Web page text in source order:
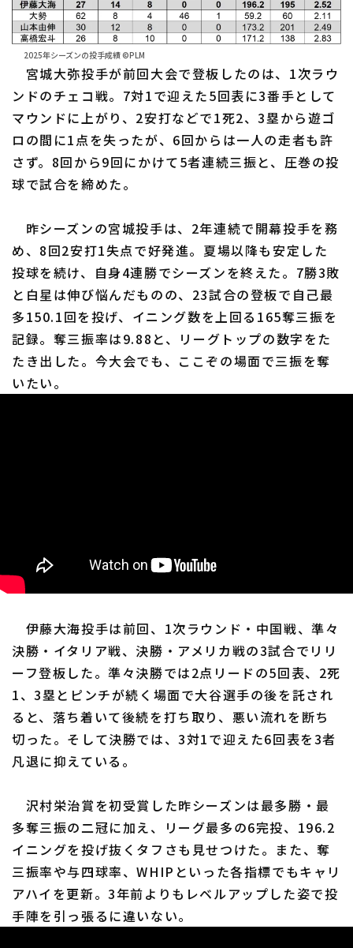
特定商取引法の表示 アルバイト募集（別ウィンドウで開く
2025年シーズンの投手成績 ©PLM
宮城大弥投手が前回大会で登板したのは、1次ラウ
ンドのチェコ戦。7対1で迎えた5回表に3番手として
マウンドに上がり、2安打などで1死2、3塁から遊ゴ
ロの間に1点を失ったが、6回からは一人の走者も許
さず。8回から9回にかけて5者連続三振と、圧巻の投
球で試合を締めた。
昨シーズンの宮城投手は、2年連続で開幕投手を務
め、8回2安打1失点で好発進。夏場以降も安定した
投球を続け、自身4連勝でシーズンを終えた。7勝3敗
と白星は伸び悩んだものの、23試合の登板で自己最
多150.1回を投げ、イニング数を上回る165奪三振を
記録。奪三振率は9.88と、リーグトップの数字をた
たき出した。今大会でも、ここぞの場面で三振を奪
いたい。
伊藤大海投手は前回、1次ラウンド・中国戦、準々
決勝・イタリア戦、決勝・アメリカ戦の3試合でリリ
ーフ登板した。準々決勝では2点リードの5回表、2死
1、3塁とピンチが続く場面で大谷選手の後を託され
ると、落ち着いて後続を打ち取り、悪い流れを断ち
切った。そして決勝では、3対1で迎えた6回表を3者
凡退に抑えている。
沢村栄治賞を初受賞した昨シーズンは最多勝・最
多奪三振の二冠に加え、リーグ最多の6完投、196.2
イニングを投げ抜くタフさも見せつけた。また、奪
三振率や与四球率、WHIPといった各指標でもキャリ
アハイを更新。3年前よりもレベルアップした姿で投
手陣を引っ張るに違いない。